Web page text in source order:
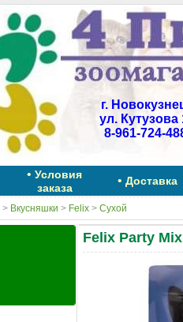
г.
ул. Кутузова
8-961-724-
• Условия
заказа
• Доставка
> Вкусняшки > Felix> Сухой
Felix Party